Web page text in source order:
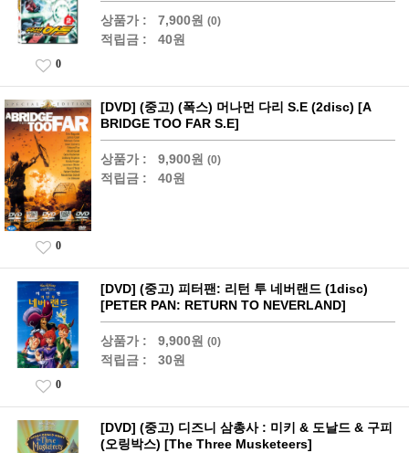
상품가 : 7,900원 (0)
적립금 : 40원
0
[DVD] (중고) (폭스) 머나먼 다리 S.E (2disc) [A
BRIDGE TOO FAR S.E]
상품가 : 9,900원 (0)
적립금 : 40원
0
[DVD] (중고) 피터팬: 리턴 투 네버랜드 (1disc)
[PETER PAN: RETURN TO NEVERLAND]
상품가 : 9,900원 (0)
적립금 : 30원
0
[DVD] (중고) 디즈니 삼총사 : 미키 & 도날드 & 구피
(오링박스) [The Three Musketeers]